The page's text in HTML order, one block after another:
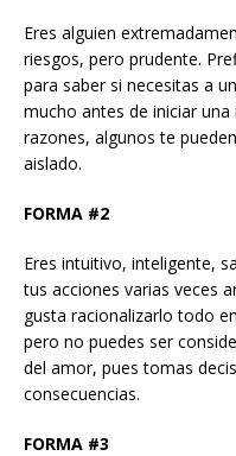
Eres alguien
riesgos, pero prudente.
para saber si necesitas a
mucho antes de iniciar
razones, algunos te
aislado.
FORMA #2
Eres intuitivo, inteligente,
tus acciones varias veces
gusta racionalizarlo todo
pero no puedes ser
del amor, pues tomas
consecuencias.
FORMA #3